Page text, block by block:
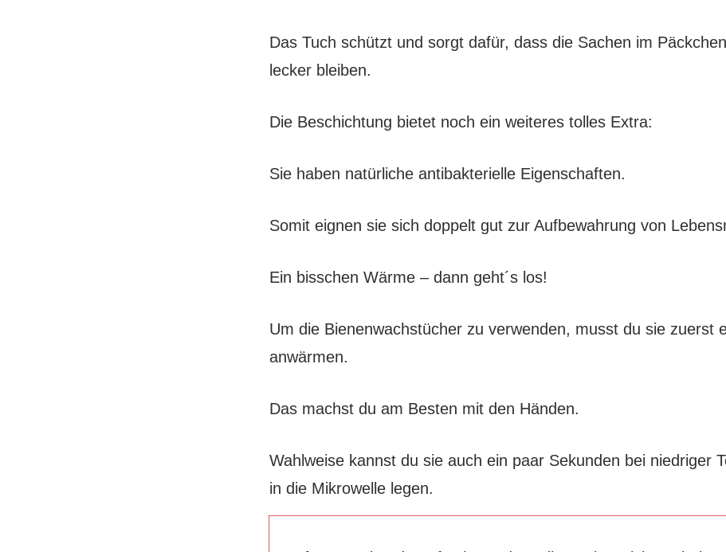
Das Tuch schützt und sorgt dafür, dass die Sachen im
lecker bleiben.
Die Beschichtung bietet noch ein weiteres tolles Extra:
Sie haben natürliche antibakterielle Eigenschaften.
Somit eignen sie sich doppelt gut zur Aufbewahrung von
Ein bisschen Wärme – dann geht´s los!
Um die Bienenwachstücher zu verwenden, musst du sie zuerst
anwärmen.
Das machst du am Besten mit den Händen.
Wahlweise kannst du sie auch ein paar Sekunden bei niedriger
in die Mikrowelle legen.